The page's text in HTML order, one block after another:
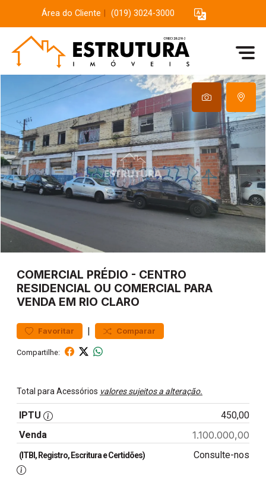
Área do Cliente (019) 3024-3000
COMERCIAL PRÉDIO - CENTRO
RESIDENCIAL OU COMERCIAL PARA
VENDA EM RIO CLARO
Favoritar | Comparar
Compartilhe:
Total para Acessórios valores sujeitos a alteração.
IPTU
450,00
Venda
1.100.000,00
(ITBI, Registro, Escritura e Certidões) Consulte-nos